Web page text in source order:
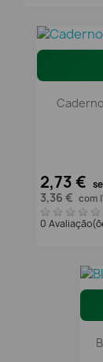
2,73 €
3,36 € com
0